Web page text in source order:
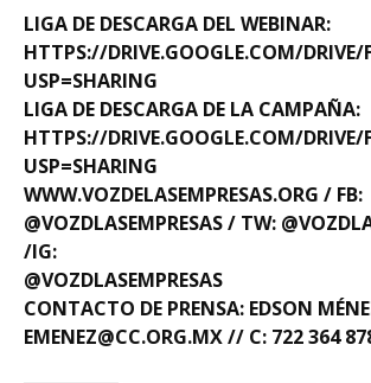
LIGA DE DESCARGA DEL WEBINAR:
HTTPS://DRIVE.GOOGLE.COM/DRIVE/
USP=SHARING
LIGA DE DESCARGA DE LA CAMPAÑA:
HTTPS://DRIVE.GOOGLE.COM/DRIVE/
USP=SHARING
WWW.VOZDELASEMPRESAS.ORG / FB:
@VOZDLASEMPRESAS / TW:
/IG:
@VOZDLASEMPRESAS
CONTACTO DE PRENSA: EDSON
EMENEZ@CC.ORG.MX // C: 722 364